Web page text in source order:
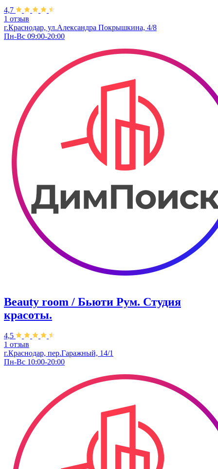
4,7
1 отзыв
г.Краснодар, ул.Александра Покрышкина, 4/8
Пн-Вс 09:00-20:00
Beauty room / Бьюти Рум. Студия
красоты.
4,5
1 отзыв
г.Краснодар, пер.Гаражный, 14/1
Пн-Вс 10:00-20:00